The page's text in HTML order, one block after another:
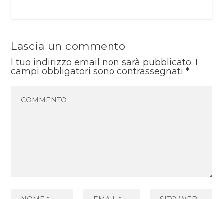
Lascia un commento
l tuo indirizzo email non sarà pubblicato. I
campi obbligatori sono contrassegnati*